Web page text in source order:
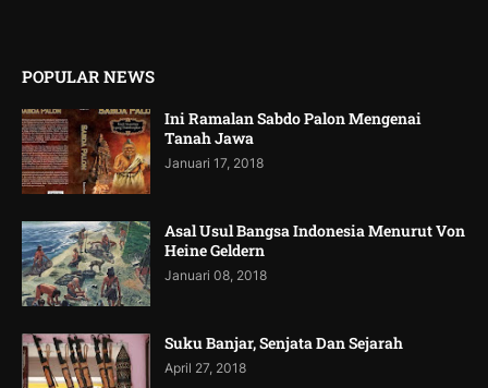
POPULAR NEWS
Ini Ramalan Sabdo Palon Mengenai
Tanah Jawa
Januari 17, 2018
Asal Usul Bangsa Indonesia Menurut Von
Heine Geldern
Januari 08, 2018
Suku Banjar, Senjata Dan Sejarah
April 27, 2018